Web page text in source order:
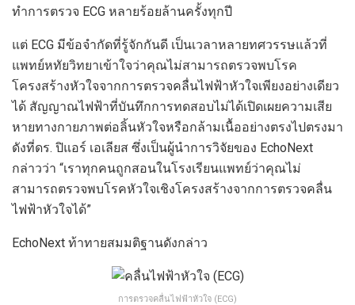
ทำการตรวจ ECG หลายร้อยล้านครั้งทุกปี
แต่ ECG มีข้อจำกัดที่รู้จักกันดี เป็นเวลาหลายทศวรรษแล้วที่
แพทย์หทัยวิทยาเข้าใจว่าคุณไม่สามารถตรวจพบโรค
โครงสร้างหัวใจจากการตรวจคลื่นไฟฟ้าหัวใจเพียงอย่างเดียว
ได้ สัญญาณไฟฟ้าที่บันทึกการทดสอบไม่ได้เปิดเผยความเสีย
หายทางกายภาพต่อลิ้นหัวใจหรือกล้ามเนื้ออย่างตรงไปตรงมา
ดังที่ดร. ปิแอร์ เอเลียส ซึ่งเป็นผู้นำการวิจัยของ EchoNext
กล่าวว่า “เราทุกคนถูกสอนในโรงเรียนแพทย์ว่าคุณไม่
สามารถตรวจพบโรคหัวใจเชิงโครงสร้างจากการตรวจคลื่น
ไฟฟ้าหัวใจได้”
EchoNext ท้าทายสมมติฐานดังกล่าว
การตรวจคลื่นไฟฟ้าหัวใจ (ECG)